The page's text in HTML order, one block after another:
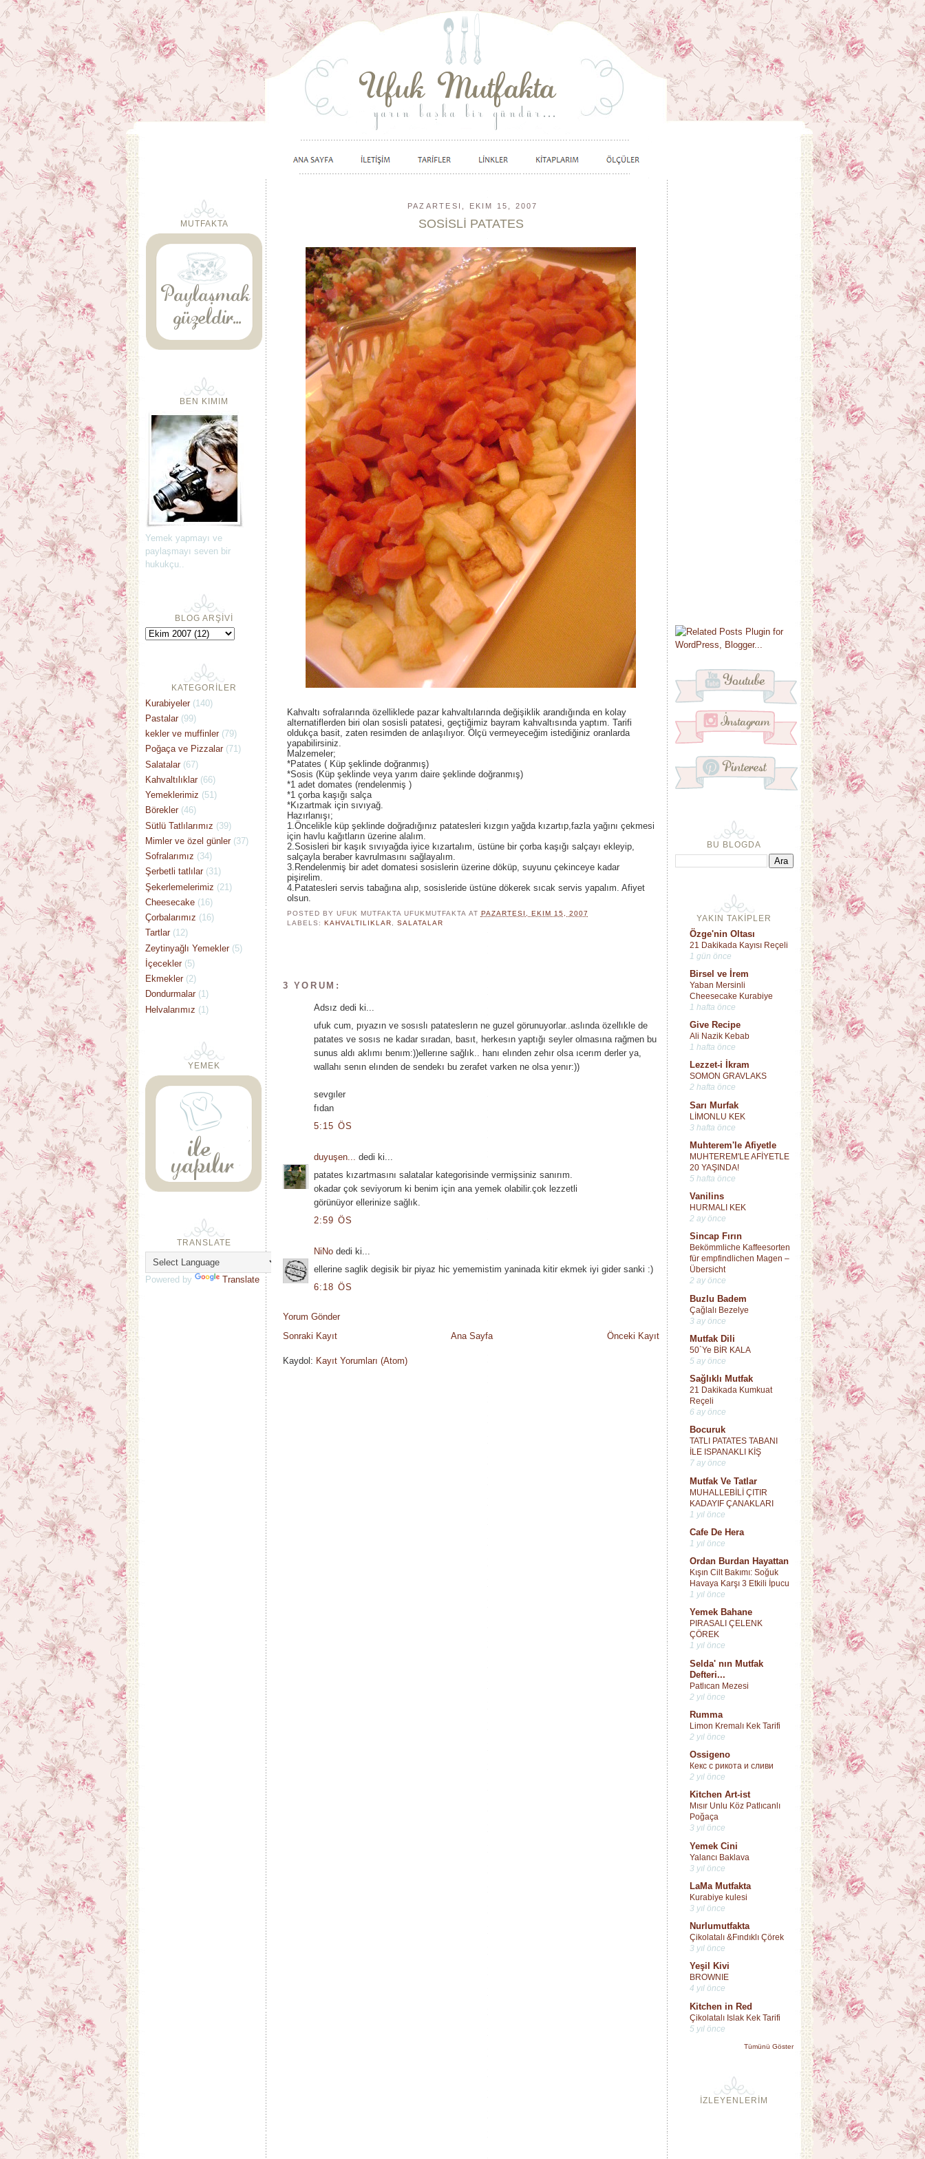
BU BLOGDA
YAKIN TAKİPLER
Özge'nin Oltası
21 Dakikada Kayısı Reçeli
1 gün önce
Birsel ve İrem
Yaban Mersinli
Cheesecake Kurabiye
1 hafta önce
Give Recipe
Ali Nazik Kebab
1 hafta önce
Lezzet-i İkram
SOMON GRAVLAKS
2 hafta önce
Sarı Murfak
LİMONLU KEK
3 hafta önce
Muhterem'le Afiyetle
MUHTEREM'LE AFİYETLE
20 YAŞINDA!
5 hafta önce
Vanilins
HURMALI KEK
2 ay önce
Sincap Fırın
Bekömmliche Kaffeesorten
für empfindlichen Magen –
Übersicht
2 ay önce
Buzlu Badem
Çağlalı Bezelye
3 ay önce
Mutfak Dili
50`Ye BİR KALA
5 ay önce
Sağlıklı Mutfak
21 Dakikada Kumkuat
Reçeli
6 ay önce
Bocuruk
TATLI PATATES TABANI
İLE ISPANAKLI KİŞ
7 ay önce
Mutfak Ve Tatlar
MUHALLEBİLİ ÇITIR
KADAYIF ÇANAKLARI
1 yıl önce
Cafe De Hera
1 yıl önce
Ordan Burdan Hayattan
Kışın Cilt Bakımı: Soğuk
Havaya Karşı 3 Etkili İpucu
1 yıl önce
Yemek Bahane
PIRASALI ÇELENK
ÇÖREK
1 yıl önce
Selda' nın Mutfak
Defteri...
Patlıcan Mezesi
2 yıl önce
Rumma
Limon Kremalı Kek Tarifi
2 yıl önce
Ossigeno
Кекс с рикота и сливи
2 yıl önce
Kitchen Art-ist
Mısır Unlu Köz Patlıcanlı
Poğaça
3 yıl önce
Yemek Cini
Yalancı Baklava
3 yıl önce
LaMa Mutfakta
Kurabiye kulesi
3 yıl önce
Nurlumutfakta
Çikolatalı &Fındıklı Çörek
3 yıl önce
Yeşil Kivi
BROWNIE
4 yıl önce
Kitchen in Red
Çikolatalı Islak Kek Tarifi
5 yıl önce
Tümünü Göster
İZLEYENLERİM
PAZARTESI, EKIM 15, 2007
SOSİSLİ PATATES
Kahvaltı sofralarında özelliklede pazar kahvaltılarında değişiklik arandığında en kolay
alternatiflerden biri olan sosisli patatesi, geçtiğimiz bayram kahvaltısında yaptım. Tarifi
oldukça basit, zaten resimden de anlaşılıyor. Ölçü vermeyeceğim istediğiniz oranlarda
yapabilirsiniz.
Malzemeler;
*Patates ( Küp şeklinde doğranmış)
*Sosis (Küp şeklinde veya yarım daire şeklinde doğranmış)
*1 adet domates (rendelenmiş )
*1 çorba kaşığı salça
*Kızartmak için sıvıyağ.
Hazırlanışı;
1.Öncelikle küp şeklinde doğradığınız patatesleri kızgın yağda kızartıp,fazla yağını çekmesi
için havlu kağıtların üzerine alalım.
2.Sosisleri bir kaşık sıvıyağda iyice kızartalım, üstüne bir çorba kaşığı salçayı ekleyip,
salçayla beraber kavrulmasını sağlayalım.
3.Rendelenmiş bir adet domatesi sosislerin üzerine döküp, suyunu çekinceye kadar
pişirelim.
4.Patatesleri servis tabağına alıp, sosisleride üstüne dökerek sıcak servis yapalım. Afiyet
olsun.
POSTED BY UFUK MUTFAKTAUFUKMUTFAKTA AT PAZARTESI, EKIM 15, 2007
LABELS:KAHVALTILIKLAR ,SALATALAR
3 YORUM:
Adsız dedi ki...
ufuk cum, pıyazın ve sosıslı patateslerın ne guzel görunuyorlar..aslında özellıkle de
patates ve sosıs ne kadar sıradan, basıt, herkesın yaptığı seyler olmasına rağmen bu
sunus aldı aklımı benım:))ellerıne sağlık.. hanı elınden zehır olsa ıcerım derler ya,
wallahı senın elınden de sendekı bu zerafet varken ne olsa yenır:))
sevgıler
fıdan
5:15 ÖS
duyuşen...
dedi ki...
patates kızartmasını salatalar kategorisinde vermişsiniz sanırım.
okadar çok seviyorum ki benim için ana yemek olabilir.çok lezzetli
görünüyor ellerinize sağlık.
2:59 ÖS
NiNodedi ki...
ellerine saglik degisik bir piyaz hic yememistim yaninada kitir ekmek iyi gider sanki :)
6:18 ÖS
Yorum Gönder
Sonraki Kayıt
Önceki Kayıt
Ana Sayfa
Kaydol: Kayıt Yorumları (Atom)
MUTFAKTA
BEN KIMIM
Yemek yapmayı ve
paylaşmayı seven bir
hukukçu..
BLOG ARŞİVİ
KATEGORİLER
Kurabiyeler (140)
Pastalar (99)
kekler ve muffinler (79)
Poğaça ve Pizzalar (71)
Salatalar (67)
Kahvaltılıklar (66)
Yemeklerimiz (51)
Börekler (46)
Sütlü Tatlılarımız (39)
Mimler ve özel günler (37)
Sofralarımız (34)
Şerbetli tatlılar (31)
Şekerlemelerimiz (21)
Cheesecake (16)
Çorbalarımız (16)
Tartlar (12)
Zeytinyağlı Yemekler (5)
İçecekler (5)
Ekmekler (2)
Dondurmalar (1)
Helvalarımız (1)
YEMEK
TRANSLATE
Powered by Translate